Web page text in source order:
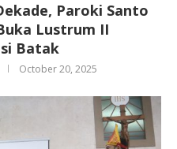
Paroki Santo
Lustrum II
Batak
October 20, 2025